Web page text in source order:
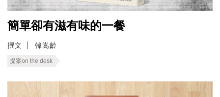
簡單卻有滋有味的一餐
撰文 韓嵩齡
提案on the desk